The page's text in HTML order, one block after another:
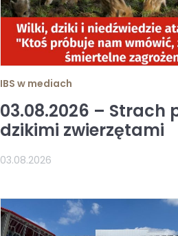
IBS w mediach
03.08.2026 – Strach
dzikimi zwierzętami
03.08.2026